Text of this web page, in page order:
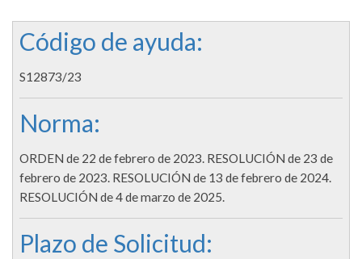
Código de ayuda:
S12873/23
Norma:
ORDEN de 22 de febrero de 2023. RESOLUCIÓN de 23 de
febrero de 2023. RESOLUCIÓN de 13 de febrero de 2024.
RESOLUCIÓN de 4 de marzo de 2025.
Plazo de Solicitud: